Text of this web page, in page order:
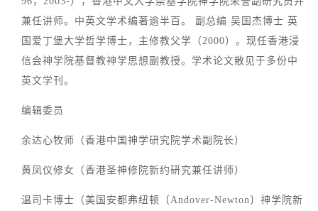
兼任讲师。中英文学术编著逾半百。 副总编 吴国杰博士 英
国爱丁堡大学哲学博士，主修教父学（2000）。现任香港浸
信会神学院基督教神学思想副教授。学术论文散见于多份中
英文学刊。
编辑委员
余达心牧师（香港中国神学研究院学术副院长）
黄凤仪修女（香港圣神修院新约研究兼任讲师）
温司卡博士（美国安都弗纽顿〔Andover-Newton〕神学院新